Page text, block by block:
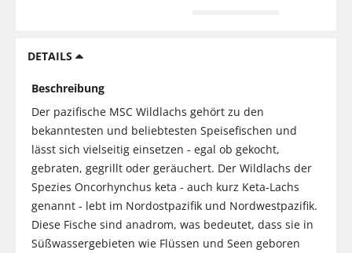
DETAILS
Beschreibung
Der pazifische MSC Wildlachs gehört zu den
bekanntesten und beliebtesten Speisefischen und
lässt sich vielseitig einsetzen - egal ob gekocht,
gebraten, gegrillt oder geräuchert. Der Wildlachs der
Spezies Oncorhynchus keta - auch kurz Keta-Lachs
genannt - lebt im Nordostpazifik und Nordwestpazifik.
Diese Fische sind anadrom, was bedeutet, dass sie in
Süßwassergebieten wie Flüssen und Seen geboren